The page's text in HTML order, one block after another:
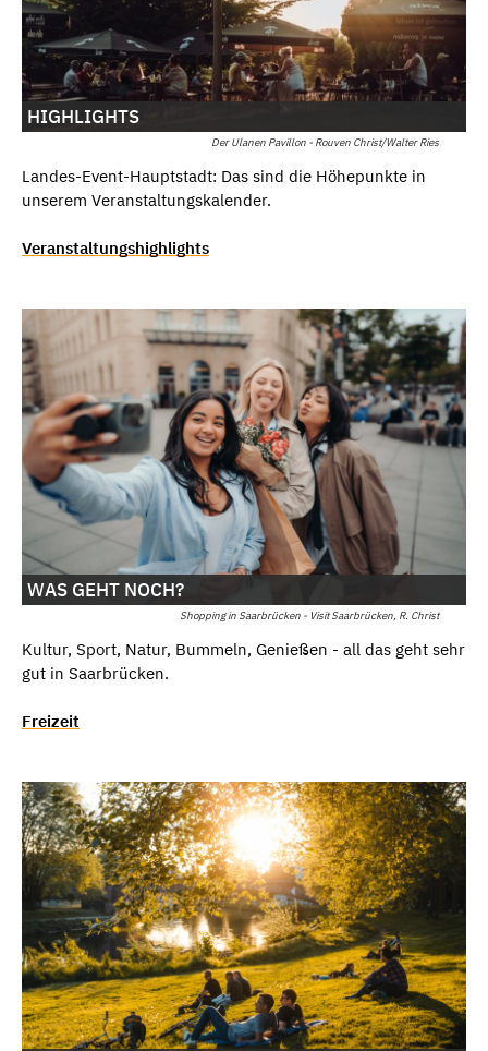
Der Ulanen Pavillon - Rouven Christ/Walter Ries
HIGHLIGHTS
Landes-Event-Hauptstadt: Das sind die Höhepunkte in
unserem Veranstaltungskalender.
Veranstaltungshighlights
Shopping in Saarbrücken - Visit Saarbrücken, R. Christ
WAS GEHT NOCH?
Kultur, Sport, Natur, Bummeln, Genießen - all das geht sehr
gut in Saarbrücken.
Freizeit